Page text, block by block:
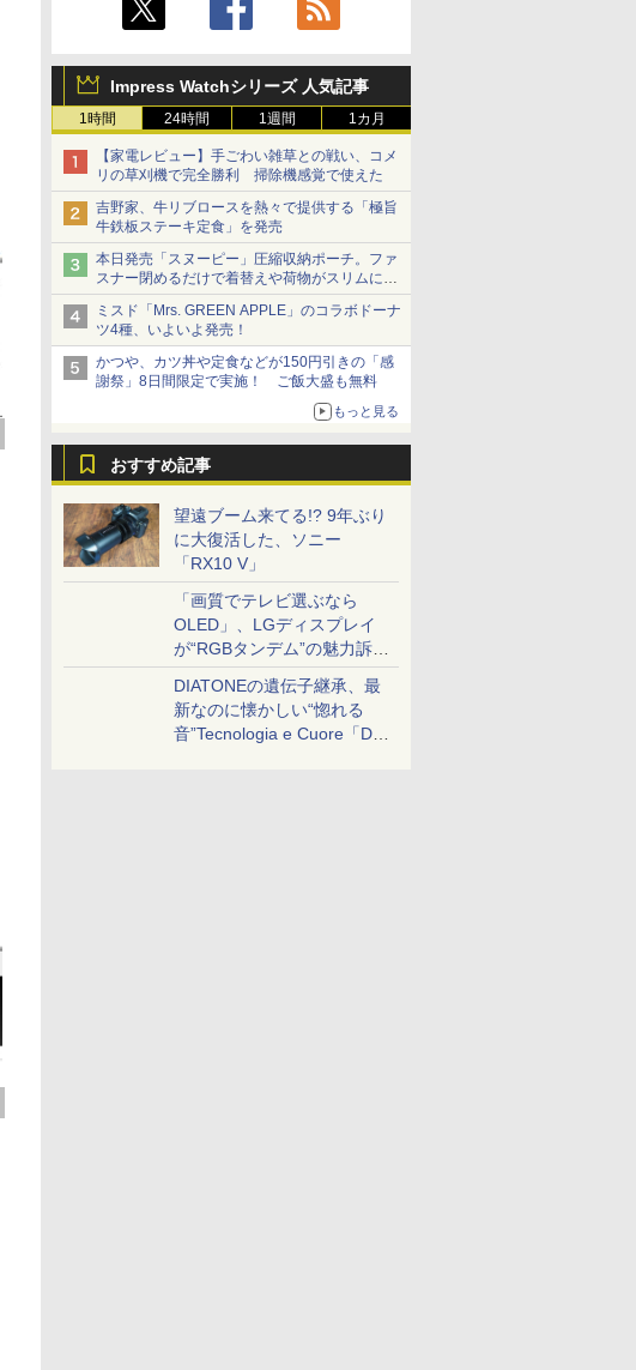
Impress Watchシリーズ 人気記事
1時間 24時間 1週間 1カ月
【家電レビュー】手ごわい雑草との戦い、コメ
リの草刈機で完全勝利 掃除機感覚で使えた
吉野家、牛リブロースを熱々で提供する「極旨
牛鉄板ステーキ定食」を発売
本日発売「スヌーピー」圧縮収納ポーチ。ファ
スナー閉めるだけで着替えや荷物がスリムにま
とまる
ミスド「Mrs. GREEN APPLE」のコラボドーナ
ツ4種、いよいよ発売！
かつや、カツ丼や定食などが150円引きの「感
謝祭」8日間限定で実施！ ご飯大盛も無料
もっと見る
おすすめ記事
望遠ブーム来てる!? 9年ぶり
に大復活した、ソニー
「RX10 V」
「画質でテレビ選ぶなら
OLED」、LGディスプレイ
が“RGBタンデム”の魅力訴
求。液晶とのガチ比較も
DIATONEの遺伝子継承、最
新なのに懐かしい“惚れる
音”Tecnologia e Cuore「DS-